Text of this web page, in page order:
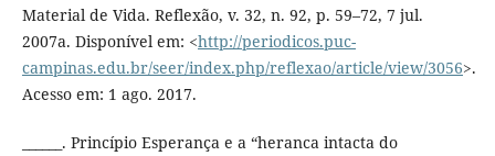
Material de Vida. Reflexão, v. 32, n. 92, p. 59–72, 7 jul.
2007a. Disponível em: <http://periodicos.puc-
campinas.edu.br/seer/index.php/reflexao/article/view/3056>.
Acesso em: 1 ago. 2017.
______. Princípio Esperança e a “heranca intacta do